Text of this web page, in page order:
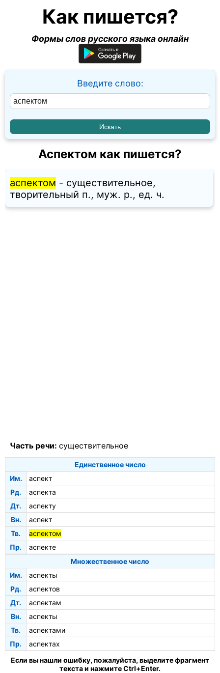
Как пишется?
Формы слов русского языка онлайн
Введите слово:
Аспектом как пишется?
аспектом - существительное,
творительный п., муж. p., ед. ч.
Часть речи: существительное
Единственное число
Им.
аспект
Рд.
аспекта
Дт.
аспекту
Вн.
аспект
Тв.
аспектом
Пр.
аспекте
Множественное число
Им.
аспекты
Рд.
аспектов
Дт.
аспектам
Вн.
аспекты
Тв.
аспектами
Пр.
аспектах
Если вы нашли ошибку, пожалуйста, выделите фрагмент
текста и нажмите Ctrl+Enter.